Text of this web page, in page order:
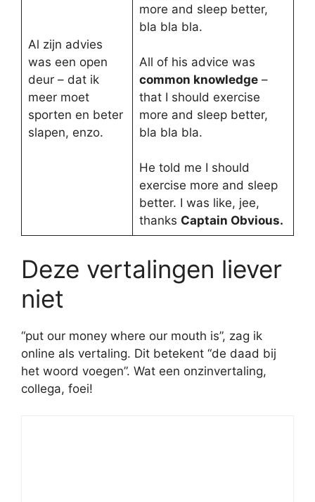
Al zijn advies
was een open
deur – dat ik
meer moet
sporten en beter
slapen, enzo.
more and sleep better,
bla bla bla.
All of his advice was
common knowledge–
that I should exercise
more and sleep better,
bla bla bla.
He told me I should
exercise more and sleep
better. I was like, jee,
thanks Captain Obvious.
Deze vertalingen liever
niet
“put our money where our mouth is”, zag ik
online als vertaling. Dit betekent “de daad bij
het woord voegen”. Wat een onzinvertaling,
collega, foei!